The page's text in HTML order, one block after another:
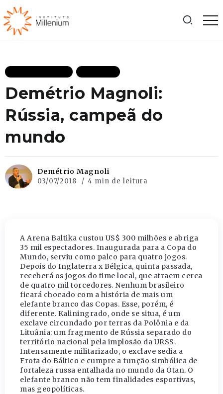
Demétrio Magnoli:
Rússia, campeã do
mundo
Demétrio Magnoli
03/07/2018 4 min de leitura
A Arena Baltika custou US$ 300 milhões e abriga
35 mil espectadores. Inaugurada para a Copa do
Mundo, serviu como palco para quatro jogos.
Depois do Inglaterra x Bélgica, quinta passada,
receberá os jogos do time local, que atraem cerca
de quatro mil torcedores. Nenhum brasileiro
ficará chocado com a história de mais um
elefante branco das Copas. Esse, porém, é
diferente. Kaliningrado, onde se situa, é um
exclave circundado por terras da Polônia e da
Lituânia: um fragmento de Rússia separado do
território nacional pela implosão da URSS.
Intensamente militarizado, o exclave sedia a
Frota do Báltico e cumpre a função simbólica de
fortaleza russa entalhada no mundo da Otan. O
elefante branco não tem finalidades esportivas,
mas geopolíticas.